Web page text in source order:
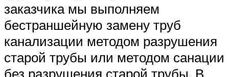
заказчика мы выполняем
бестраншейную замену труб
канализации методом разрушения
старой трубы или методом санации
без разрушения старой трубы. В